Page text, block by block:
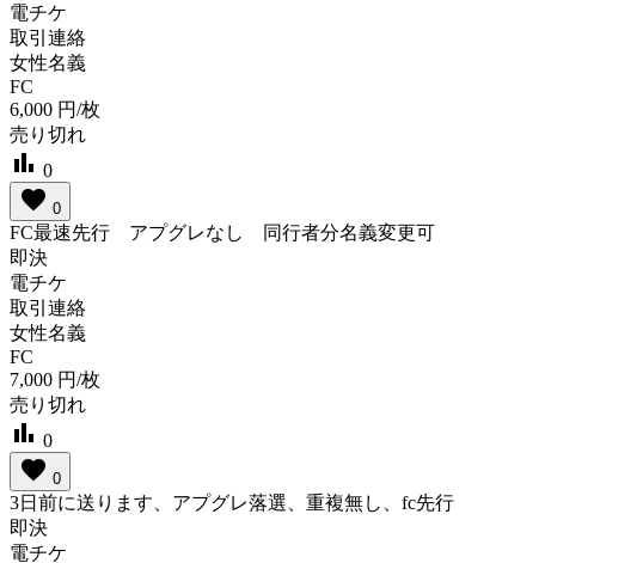
電チケ
取引連絡
女性名義
FC
6,000 円/枚
売り切れ
bar_chart 0
favorite 0
FC最速先行 アプグレなし 同行者分名義変更可
即決
電チケ
取引連絡
女性名義
FC
7,000 円/枚
売り切れ
bar_chart 0
favorite 0
3日前に送ります、アプグレ落選、重複無し、fc先行
即決
電チケ